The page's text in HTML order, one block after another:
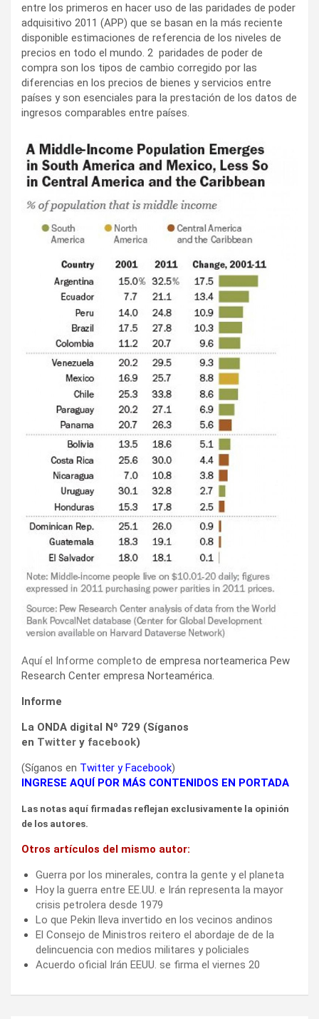
entre los primeros en hacer uso de las paridades de poder
adquisitivo 2011 (APP) que se basan en la más reciente
disponible estimaciones de referencia de los niveles de
precios en todo el mundo. 2 paridades de poder de
compra son los tipos de cambio corregido por las
diferencias en los precios de bienes y servicios entre
países y son esenciales para la prestación de los datos de
ingresos comparables entre países.
Aquí el Informe completo de empresa norteamerica Pew
Research Center empresa Norteamérica.
Informe
La ONDA digital Nº 729 (Síganos
en Twitter y facebook)
(Síganos en Twitter y Facebook)
INGRESE AQUÍ POR MÁS CONTENIDOS EN PORTADA
Las notas aquí firmadas reflejan exclusivamente la opinión
de los autores.
Otros artículos del mismo autor:
Guerra por los minerales, contra la gente y el planeta
Hoy la guerra entre EE.UU. e Irán representa la mayor
crisis petrolera desde 1979
Lo que Pekin lleva invertido en los vecinos andinos
El Consejo de Ministros reitero el abordaje de de la
delincuencia con medios militares y policiales
Acuerdo oficial Irán EEUU. se firma el viernes 20